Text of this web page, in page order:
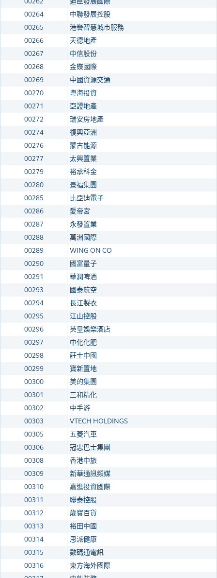
00264
中聯發展控股
00265
港譽智慧城市服務
00266
天德地產
00267
中信股份
00268
金蝶國際
00269
中國資源交通
00270
粵海投資
00271
亞證地產
00272
瑞安房地產
00274
復興亞洲
00276
蒙古能源
00277
太興置業
00279
裕承科金
00280
景福集團
00285
比亞迪電子
00286
愛帝宮
00287
永發置業
00288
萬洲國際
00289
WING ON CO
00290
國富量子
00291
華潤啤酒
00293
國泰航空
00294
長江製衣
00295
江山控股
00296
英皇娛樂酒店
00297
中化化肥
00298
莊士中國
00299
寶新置地
00300
美的集團
00301
三和精化
00302
中手游
00303
VTECH HOLDINGS
00305
五菱汽車
00306
冠忠巴士集團
00308
香港中旅
00309
新華通訊頻媒
00310
嘉進投資國際
00311
聯泰控股
00312
歲寶百貨
00313
裕田中國
00314
思派健康
00315
數碼通電訊
00316
東方海外國際